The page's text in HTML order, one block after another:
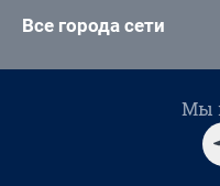
Все города сети
Мы